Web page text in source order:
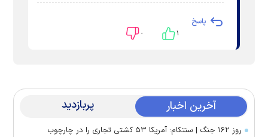
پاسخ
۱ ۰
آخرین اخبار پربازدید
روز ۱۶۲ جنگ | سنتکام: آمریکا ۵۳ کشتی تجاری را در چارچوب